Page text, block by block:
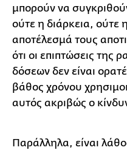
μπορούν να
ούτε η διάρκεια, ούτε
αποτέλεσμά τους
ότι οι επιπτώσεις της
δόσεων δεν είναι
βάθος χρόνου
αυτός ακριβώς ο
Παράλληλα, είναι